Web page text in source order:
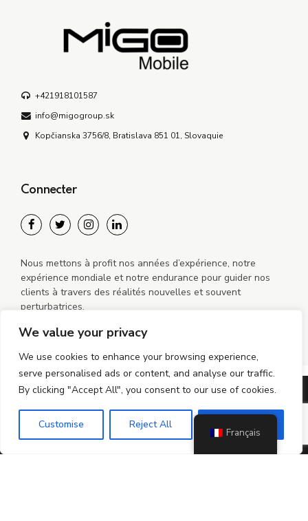
We value your privacy
We use cookies to enhance your browsing experience,
serve personalised ads or content, and analyse our traffic.
By clicking "Accept All", you consent to our use of cookies.
Customise Reject All
+421918101587
info@migogroup.sk
Kopčianska 3756/8, Bratislava 851 01, Slovaquie
Connecter
Nous mettons à profit nos années d’expérience, notre
expérience mondiale et notre endurance pour guider nos
clients à travers des réalités nouvelles et souvent
perturbatrices.
©2024-2026 MiGO Mobile sro Tous droits réservés
politique de confidentialité
Politique de cookies (UE)
Français